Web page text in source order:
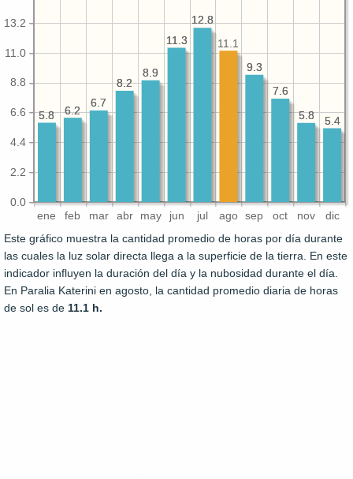
ene feb mar abr may jun jul ago sep oct nov dic
0.0
2.2
4.4
6.6
8.8
11.0
13.2
5.4
5.8
7.6
9.3
12.8
11.3
8.9
8.2
6.7
6.2
5.8 5.4
5.8
7.6
9.3
11.1
12.8
11.3
8.9
8.2
6.7
6.2
5.8
Este gráfico muestra la cantidad promedio de horas por día durante
las cuales la luz solar directa llega a la superficie de la tierra. En este
indicador influyen la duración del día y la nubosidad durante el día.
En Paralia Katerini en agosto, la cantidad promedio diaria de horas
de sol es de 11.1 h.